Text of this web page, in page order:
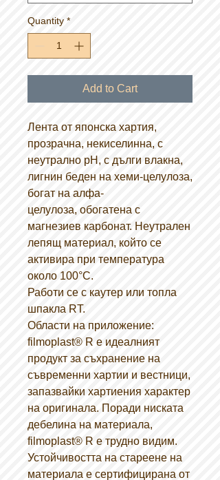
Quantity *
Add to Cart
Лента от японска хартия,
прозрачна, некиселинна, с
неутрално pH, с дълги влакна,
лигнин беден на хеми-целулоза,
богат на алфа-
целулоза, обогатена с
магнезиев карбонат. Неутрален
лепящ материал, който се
активира при температура
около 100°С.
Работи се с каутер или топла
шпакла RT.
Области на приложение:
filmoplast® R е идеалният
продукт за съхранение на
съвременни хартии и вестници,
запазвайки хартиения характер
на оригинала. Поради ниската
дебелина на материала,
filmoplast® R е трудно видим.
Устойчивостта на стареене на
материала е сертифицирана от